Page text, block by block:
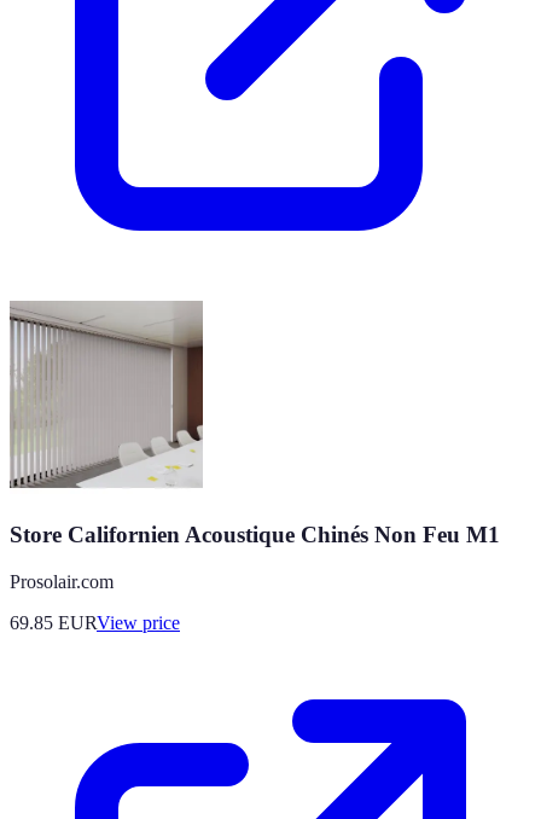
Store Californien Acoustique Chinés Non Feu M1
Prosolair.com
69.85 EURView price